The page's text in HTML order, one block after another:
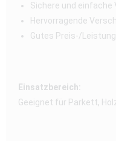
Sichere und einfache
Hervorragende
Gutes Preis-/
Einsatzbereich:
Geeignet für Parkett,